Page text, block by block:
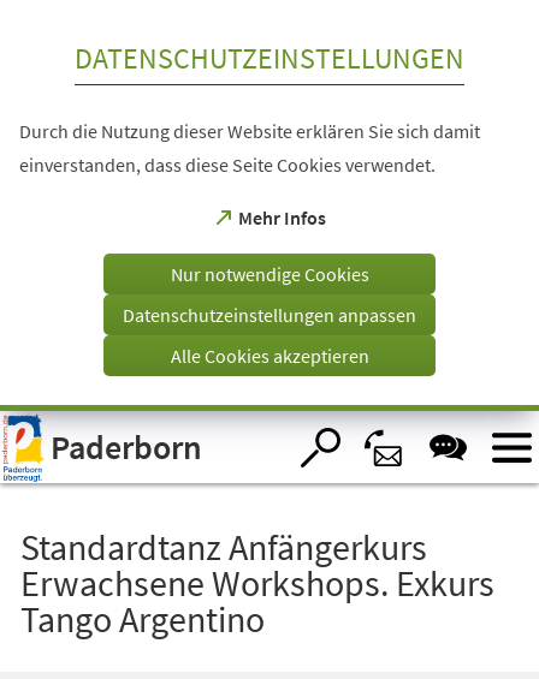
Visuelle
Assistenzsoftware
öffnen.
DATENSCHUTZEINSTELLUNGEN
Durch die Nutzung dieser Website erklären Sie sich damit
einverstanden, dass diese Seite Cookies verwendet.
Mehr Infos
(Öffnet
einem
Tab)
Nur notwendige Cookies
Datenschutzeinstellungen anpassen
Alle Cookies akzeptieren
Paderborn
Standardtanz Anfängerkurs
Erwachsene Workshops. Exkurs
Tango Argentino